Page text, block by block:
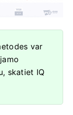
var
skatiet IQ